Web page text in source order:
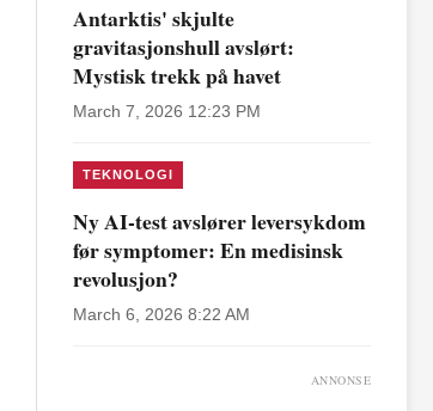
Antarktis' skjulte
gravitasjonshull avslørt:
Mystisk trekk på havet
March 7, 2026 12:23 PM
TEKNOLOGI
Ny AI-test avslører leversykdom
før symptomer: En medisinsk
revolusjon?
March 6, 2026 8:22 AM
ANNONSE